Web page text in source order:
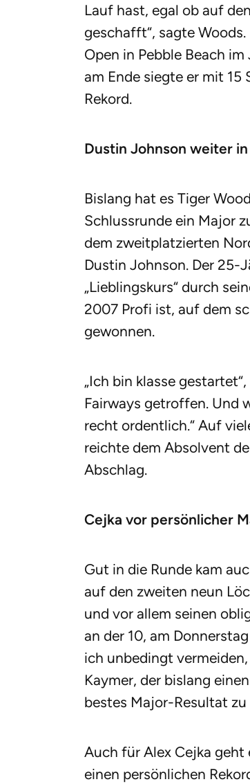
Lauf hast, egal ob auf
geschafft“, sagte
Open in Pebble Beach
am Ende siegte er mit
Rekord.
Dustin Johnson weiter
Bislang hat es Tiger
Schlussrunde ein Major
dem zweitplatzierten
Dustin Johnson. Der 25-
„Lieblingskurs“ durch
2007 Profi ist, auf dem
gewonnen.
„Ich bin klasse
Fairways getroffen. Und
recht ordentlich.“ Auf
reichte dem Absolvent
Abschlag.
Cejka vor persönlicher
Gut in die Runde kam
auf den zweiten neun
und vor allem seinen
an der 10, am
ich unbedingt
Kaymer, der bislang
bestes Major-Resultat
Auch für Alex Cejka geht
einen persönlichen